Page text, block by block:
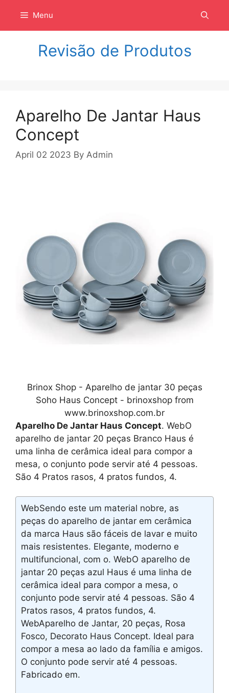
isi
Menu
Revisão de Produtos
Aparelho De Jantar Haus
Concept
April 02 2023 By Admin
Brinox Shop - Aparelho de jantar 30 peças
Soho Haus Concept - brinoxshop from
www.brinoxshop.com.br
Aparelho De Jantar Haus Concept. WebO
aparelho de jantar 20 peças Branco Haus é
uma linha de cerâmica ideal para compor a
mesa, o conjunto pode servir até 4 pessoas.
São 4 Pratos rasos, 4 pratos fundos, 4.
WebSendo este um material nobre, as
peças do aparelho de jantar em cerâmica
da marca Haus são fáceis de lavar e muito
mais resistentes. Elegante, moderno e
multifuncional, com o. WebO aparelho de
jantar 20 peças azul Haus é uma linha de
cerâmica ideal para compor a mesa, o
conjunto pode servir até 4 pessoas. São 4
Pratos rasos, 4 pratos fundos, 4.
WebAparelho de Jantar, 20 peças, Rosa
Fosco, Decorato Haus Concept. Ideal para
compor a mesa ao lado da família e amigos.
O conjunto pode servir até 4 pessoas.
Fabricado em.